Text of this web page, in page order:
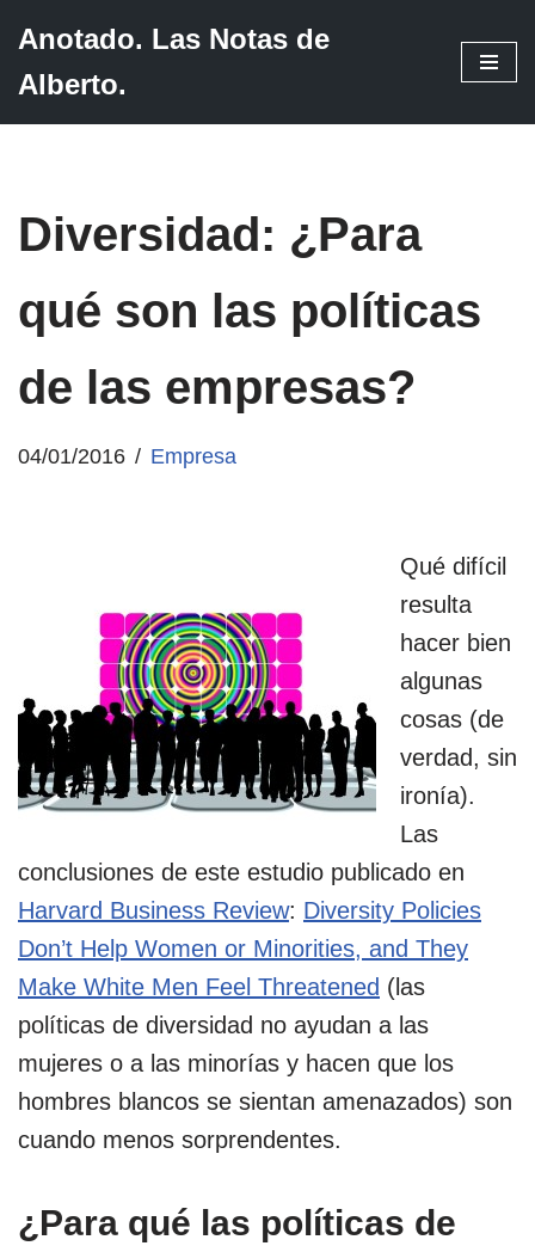
Saltar
Anotado. Las Notas de
Alberto.
Diversidad: ¿Para
qué son las políticas
de las empresas?
04/01/2016 Empresa
Qué difícil
resulta
hacer bien
algunas
cosas (de
verdad, sin
ironía).
Las
conclusiones de este estudio publicado en
Harvard Business Review: Diversity Policies
Don’t Help Women or Minorities, and They
Make White Men Feel Threatened (las
políticas de diversidad no ayudan a las
mujeres o a las minorías y hacen que los
hombres blancos se sientan amenazados) son
cuando menos sorprendentes.
¿Para qué las políticas de